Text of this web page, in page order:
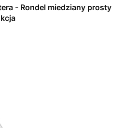
- Rondel miedziany prosty